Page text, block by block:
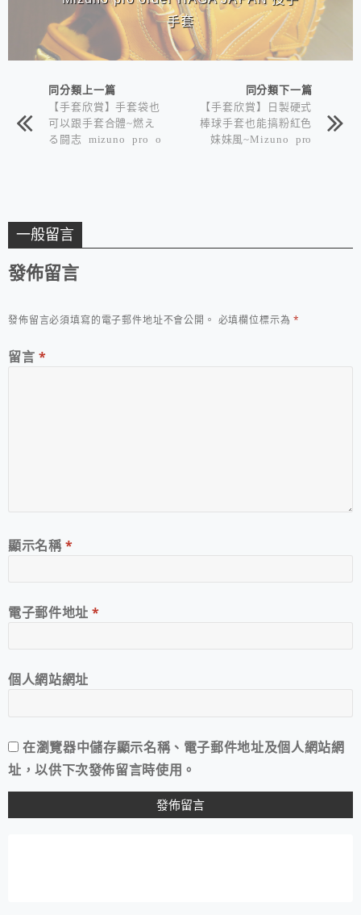
手套
同分類上一篇
【手套欣賞】手套袋也
可以跟手套合體~燃え
る闘志 mizuno pro o
同分類下一篇
【手套欣賞】日製硬式
棒球手套也能搞粉紅色
妹妹風~Mizuno pro
一般留言
發佈留言
發佈留言必須填寫的電子郵件地址不會公開。 必填欄位標示為*
留言 *
顯示名稱*
電子郵件地址*
個人網站網址
在瀏覽器中儲存顯示名稱、電子郵件地址及個人網站網
址，以供下次發佈留言時使用。